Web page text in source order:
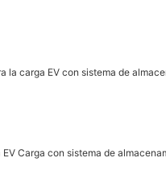
la carga EV con sistema de
Carga con sistema de